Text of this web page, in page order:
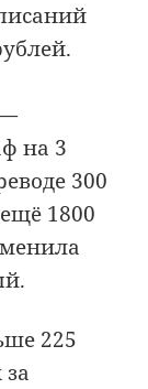
—
на 3
300
1800
225